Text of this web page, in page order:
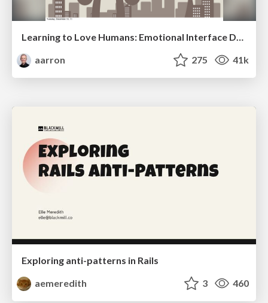
Learning to Love Humans: Emotional Interface Design
aarron
275 41k
Exploring anti-patterns in Rails
aemeredith
3 460